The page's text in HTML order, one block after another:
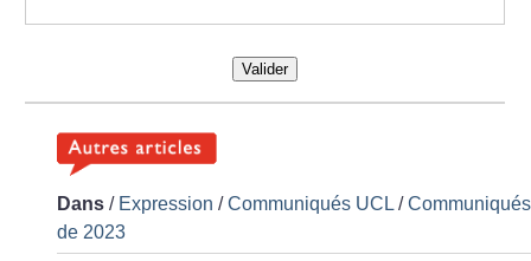
Valider
Dans / Expression /Communiqués UCL /Communiqués
de 2023